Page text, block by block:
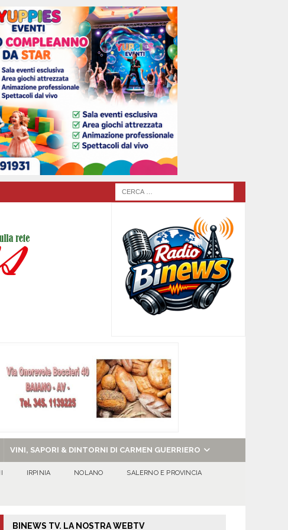
VINI, SAPORI & DINTORNI DI CARMEN GUERRIERO
IRPINIA NOLANO SALERNO E PROVINCIA
BINEWS TV. LA NOSTRA WEBTV